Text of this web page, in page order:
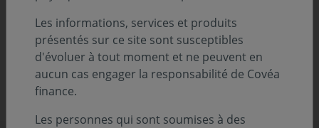
Ceci est une communication publicitaire. Veuillez-vous
référer au prospectus et au document d’informations
clés pour l’investisseur de nos fonds avant de prendre
toute décision finale d’investissement
Les informations, services et produits
présentés sur ce site sont susceptibles
d'évoluer à tout moment et ne peuvent en
aucun cas engager la responsabilité de Covéa
finance.
Les personnes qui sont soumises à des